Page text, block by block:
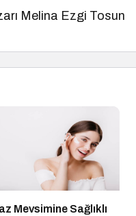
Melina Ezgi Tosun
Mevsimine Sağlıklı